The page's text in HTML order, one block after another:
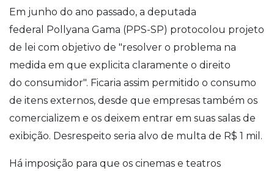
Em junho do ano passado, a deputada
federal Pollyana Gama (PPS-SP) protocolou projeto
de lei com objetivo de "resolver o problema na
medida em que explicita claramente o direito
do consumidor". Ficaria assim permitido o consumo
de itens externos, desde que empresas também os
comercializem e os deixem entrar em suas salas de
exibição. Desrespeito seria alvo de multa de R$ 1 mil.
Há imposição para que os cinemas e teatros